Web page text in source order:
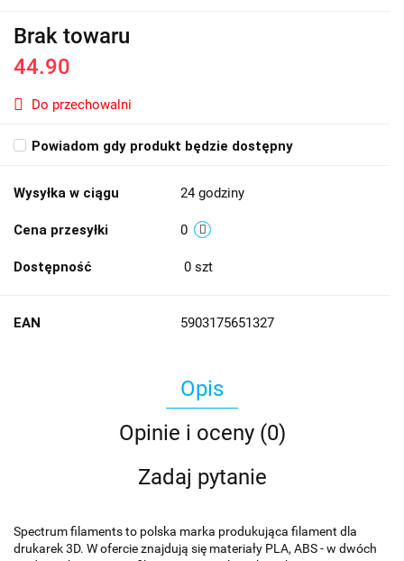
Brak towaru
44.90
Do przechowalni
Powiadom gdy produkt będzie dostępny
Wysyłka w ciągu 24 godziny
Cena przesyłki 0
Dostępność 0 szt
EAN 5903175651327
Opis
Opinie i oceny (0)
Zadaj pytanie
Spectrum filaments to polska marka produkująca filament dla
drukarek 3D. W ofercie znajdują się materiały PLA, ABS - w dwóch